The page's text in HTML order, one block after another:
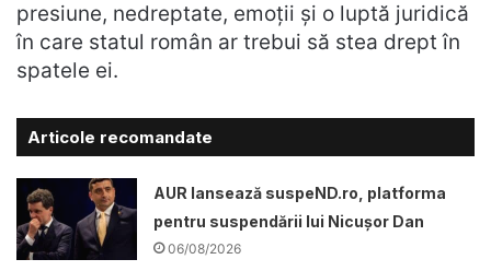
presiune, nedreptate, emoții și o luptă juridică
în care statul român ar trebui să stea drept în
spatele ei.
Articole recomandate
AUR lansează suspeND.ro, platforma
pentru suspendării lui Nicușor Dan
06/08/2026